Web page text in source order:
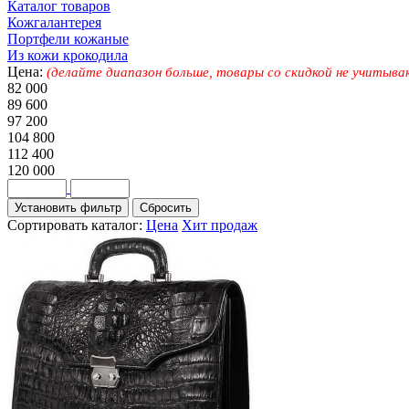
Каталог товаров
Кожгалантерея
Портфели кожаные
Из кожи крокодила
Цена: (делайте диапазон больше, товары со скидкой не
82 000
89 600
97 200
104 800
112 400
120 000
Сортировать каталог: Цена Хит продаж